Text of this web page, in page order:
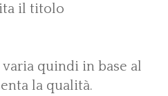
il titolo
quindi in base al
la qualità.